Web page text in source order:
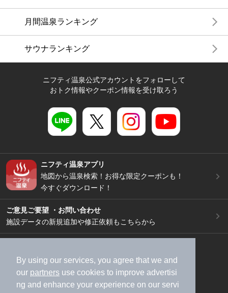
By using our services, you agree that we and
our partners use cookies to improve advertisi
ng and enhance your experience on our servi
月間温泉ランキング
サウナランキング
ニフティ温泉公式アカウントをフォローして
おトク情報やクーポン情報を受け取ろう
ニフティ温泉アプリ
地図から温泉検索！お得な限定クーポンも！
今すぐダウンロード！
ご意見ご要望 ・お問い合わせ
施設データの新規追加や修正依頼もこちらから
加盟店募集（資料請求）
広告出稿のご案内
利用規約
ライフスタイルMEMBERS+規約
特定商取引法に基づく表記
ヘルプ 採用情報